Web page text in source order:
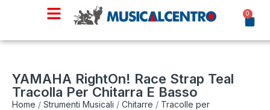
0
YAMAHA RightOn! Race Strap Teal
Tracolla Per Chitarra E Basso
Home / Strumenti Musicali / Chitarre / Tracolle per